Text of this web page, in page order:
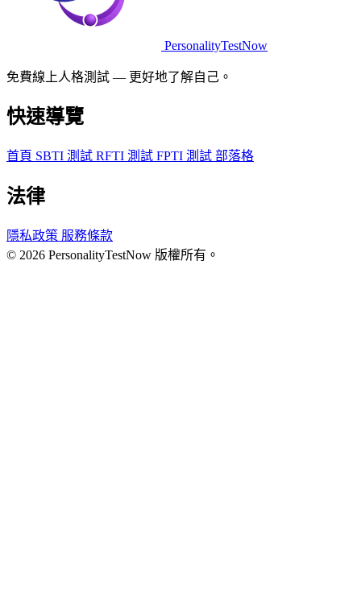
PersonalityTestNow
免費線上人格測試 — 更好地了解自己。
快速導覽
首頁 SBTI 測試 RFTI 測試 FPTI 測試 部落格
法律
隱私政策 服務條款
© 2026 PersonalityTestNow 版權所有。